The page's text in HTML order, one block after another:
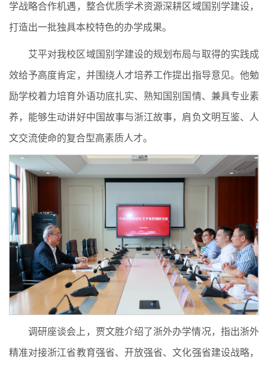
学战略合作机遇，整合优质学术资源深耕区域国别学建设，
打造出一批独具本校特色的办学成果。
艾平对我校区域国别学建设的规划布局与取得的实践成
效给予高度肯定，并围绕人才培养工作提出指导意见。他勉
励学校着力培育外语功底扎实、熟知国别国情、兼具专业素
养，能够生动讲好中国故事与浙江故事，肩负文明互鉴、人
文交流使命的复合型高素质人才。
调研座谈会上，贾文胜介绍了浙外办学情况，指出浙外
精准对接浙江省教育强省、开放强省、文化强省建设战略，